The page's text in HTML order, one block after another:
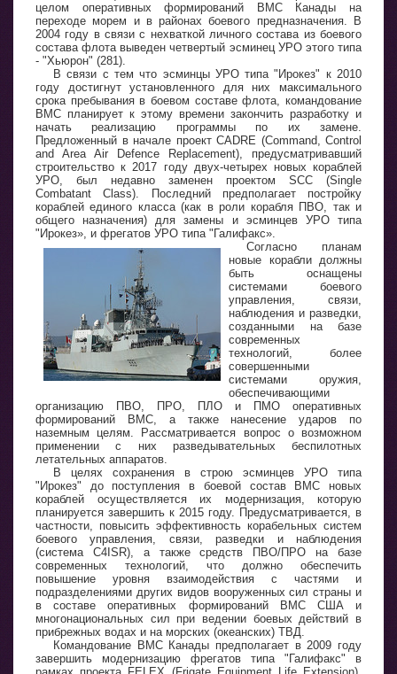
целом оперативных формирований ВМС Канады на
переходе морем и в районах боевого предназначения. В
2004 году в связи с нехваткой личного состава из боевого
состава флота выведен четвертый эсминец УРО этого типа
- "Хьюрон" (281).
В связи с тем что эсминцы УРО типа "Ирокез" к 2010
году достигнут установленного для них максимального
срока пребывания в боевом составе флота, командование
ВМС планирует к этому времени закончить разработку и
начать реализацию программы по их замене.
Предложенный в начале проект CADRE (Command, Control
and Area Air Defence Replacement), предусматривавший
строительство к 2017 году двух-четырех новых кораблей
УРО, был недавно заменен проектом SCC (Single
Combatant Class). Последний предполагает постройку
кораблей единого класса (как в роли корабля ПВО, так и
общего назначения) для замены и эсминцев УРО типа
"Ирокез», и фрегатов УРО типа "Галифакс».
Согласно планам
новые корабли должны
быть оснащены
системами боевого
управления, связи,
наблюдения и разведки,
созданными на базе
современных
технологий, более
совершенными
системами оружия,
обеспечивающими
организацию ПВО, ПРО, ПЛО и ПМО оперативных
формирований ВМС, а также нанесение ударов по
наземным целям. Рассматривается вопрос о возможном
применении с них разведывательных беспилотных
летательных аппаратов.
В целях сохранения в строю эсминцев УРО типа
"Ирокез" до поступления в боевой состав ВМС новых
кораблей осуществляется их модернизация, которую
планируется завершить к 2015 году. Предусматривается, в
частности, повысить эффективность корабельных систем
боевого управления, связи, разведки и наблюдения
(система C4ISR), а также средств ПВО/ПРО на базе
современных технологий, что должно обеспечить
повышение уровня взаимодействия с частями и
подразделениями других видов вооруженных сил страны и
в составе оперативных формирований ВМС США и
многонациональных сил при ведении боевых действий в
прибрежных водах и на морских (океанских) ТВД.
Командование ВМС Канады предполагает в 2009 году
завершить модернизацию фрегатов типа "Галифакс" в